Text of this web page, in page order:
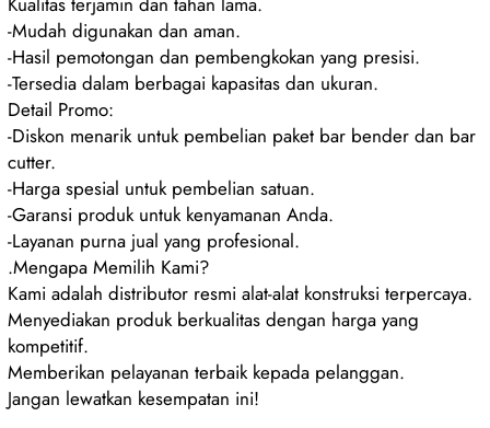
-Mudah digunakan dan aman.
-Hasil pemotongan dan pembengkokan yang presisi.
-Tersedia dalam berbagai kapasitas dan ukuran.
Detail Promo:
-Diskon menarik untuk pembelian paket bar bender dan bar
cutter.
-Harga spesial untuk pembelian satuan.
-Garansi produk untuk kenyamanan Anda.
-Layanan purna jual yang profesional.
.Mengapa Memilih Kami?
Kami adalah distributor resmi alat-alat konstruksi terpercaya.
Menyediakan produk berkualitas dengan harga yang
kompetitif.
Memberikan pelayanan terbaik kepada pelanggan.
Jangan lewatkan kesempatan ini!